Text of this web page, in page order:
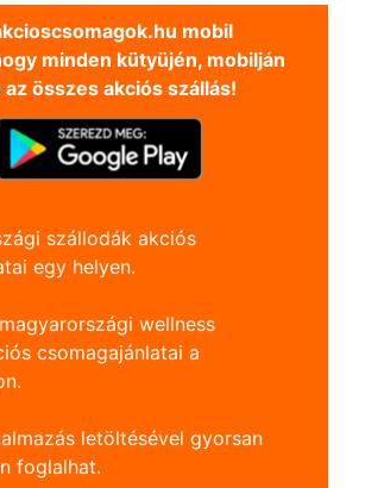
mobil
minden kütyüjén, mobilján
összes akciós szállás!
szállodák akciós
egy helyen.
wellness
csomagajánlatai a
letöltésével gyorsan
foglalhat.